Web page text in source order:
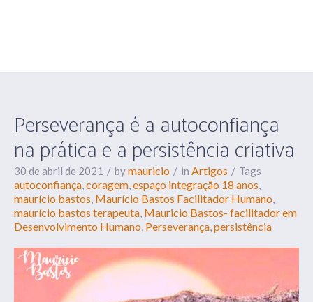
Perseverança é a autoconfiança
na prática e a persistência criativa
30 de abril de 2021 bymauricio in Artigos Tags
autoconfiança,coragem,espaço integração 18 anos,
maurício bastos, Maurício Bastos Facilitador Humano,
maurício bastos terapeuta, Mauricio Bastos- facilitador em
Desenvolvimento Humano, Perseverança,persistência